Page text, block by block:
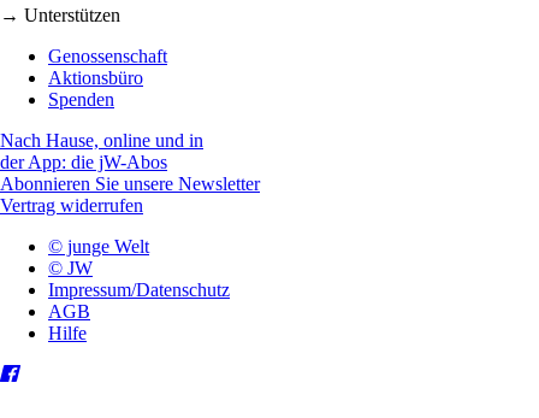
→ Unterstützen
Genossenschaft
Aktionsbüro
Spenden
Nach Hause, online und in
der App: die jW-Abos
Abonnieren Sie unsere Newsletter
Vertrag widerrufen
© junge Welt
© JW
Impressum/Datenschutz
AGB
Hilfe